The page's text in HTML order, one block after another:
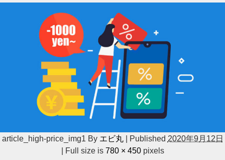
article_high-price_img1 By エビ丸 Published 2020年9月12日
Full size is 780 × 450pixels